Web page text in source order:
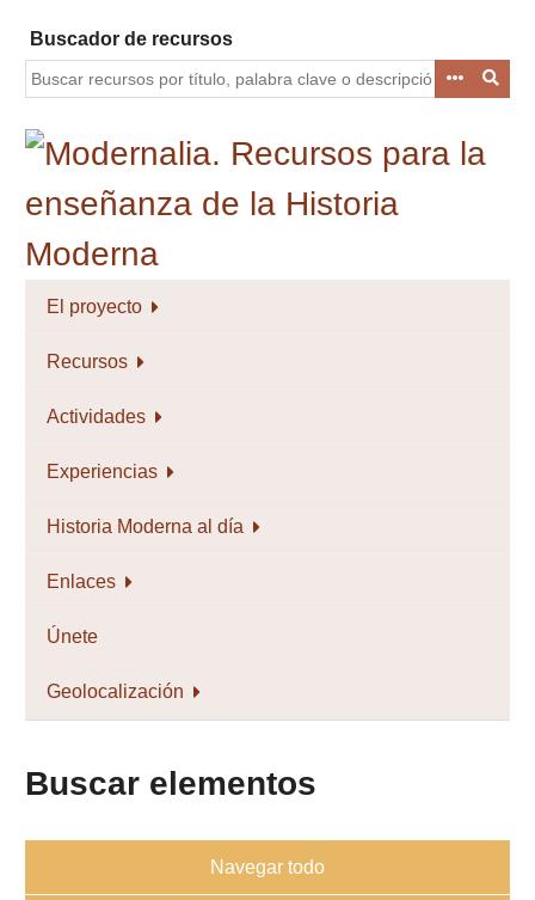
contenido
principal
Buscador de recursos
El proyecto
Recursos
Actividades
Experiencias
Historia Moderna al día
Enlaces
Únete
Geolocalización
Buscar elementos
Navegar todo